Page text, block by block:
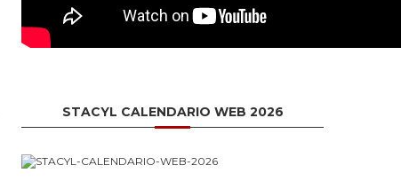
STACYL CALENDARIO WEB 2026